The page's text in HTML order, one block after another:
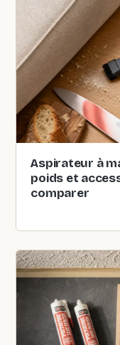
Aspirateur à
poids et
comparer